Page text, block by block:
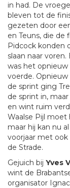
in had. De
bleven tot de
gezeten door
en Teuns, die de
Pidcock konden
slaan naar
was het opnieuw
voerde.
de sprint ging
de sprint in,
en wint ruim
Waalse Pijl
maar hij kan nu
voorjaar met ook
de Strade.
Gejuich bij Yves
wint de
organisator